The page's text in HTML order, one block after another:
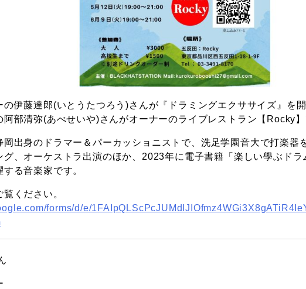
の伊藤達郎(いとうたつろう)さんが『ドラミングエクササイズ』を
阿部清弥(あべせいや)さんがオーナーのライブレストラン【Rocky】
岡出身のドラマー＆パーカッショニストで、洗足学園音大で打楽器
グ、オーケストラ出演のほか、2023年に電子書籍「楽しい學ぶドラ
る音楽家です。
ください。
forms/d/e/